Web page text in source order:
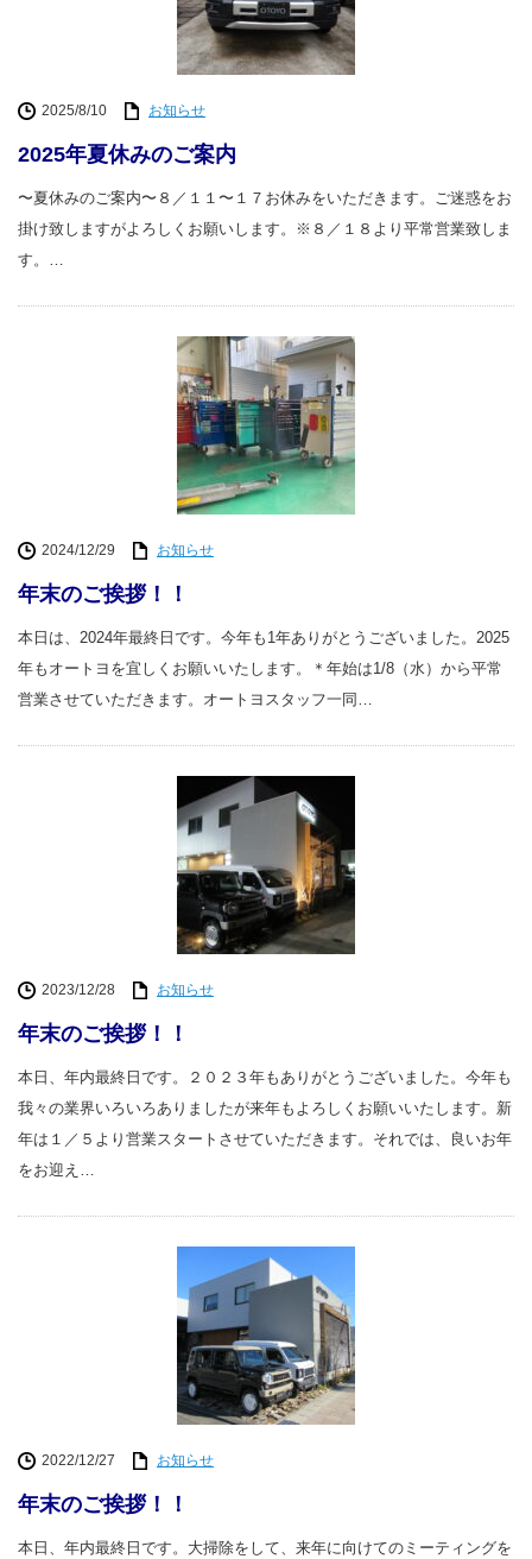
2025/8/10 お知らせ
2025年夏休みのご案内
〜夏休みのご案内〜８／１１〜１７お休みをいただきます。ご迷惑をお
掛け致しますがよろしくお願いします。※８／１８より平常営業致しま
す。…
2024/12/29 お知らせ
年末のご挨拶！！
本日は、2024年最終日です。今年も1年ありがとうございました。2025
年もオートヨを宜しくお願いいたします。＊年始は1/8（水）から平常
営業させていただきます。オートヨスタッフ一同…
2023/12/28 お知らせ
年末のご挨拶！！
本日、年内最終日です。２０２３年もありがとうございました。今年も
我々の業界いろいろありましたが来年もよろしくお願いいたします。新
年は１／５より営業スタートさせていただきます。それでは、良いお年
をお迎え…
2022/12/27 お知らせ
年末のご挨拶！！
本日、年内最終日です。大掃除をして、来年に向けてのミーティングを